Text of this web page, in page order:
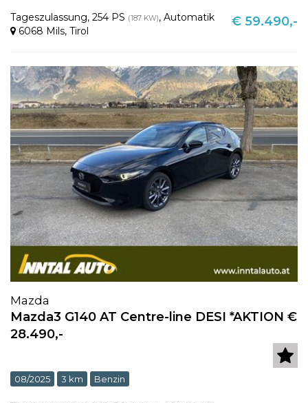
Tageszulassung, 254 PS (187 KW), Automatik
6068 Mils, Tirol
€ 59.490,-
Mazda
Mazda3 G140 AT Centre-line DESI *AKTION €
28.490,-
08/2025 3 km Benzin